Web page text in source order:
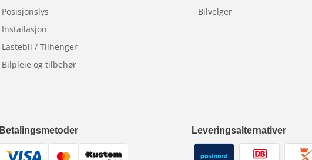
Posisjonslys
Installasjon
Lastebil / Tilhenger
Bilpleie og tilbehør
Bilvelger
Betalingsmetoder Leveringsalternativer